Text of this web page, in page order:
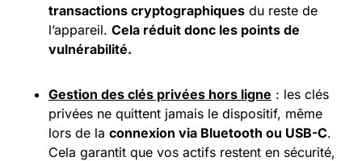
transactions cryptographiques du reste de
l’appareil. Cela réduit donc les points de
vulnérabilité.
Gestion des clés privées hors ligne : les clés
privées ne quittent jamais le dispositif, même
lors de la connexion via Bluetooth ou USB-C.
Cela garantit que vos actifs restent en sécurité,